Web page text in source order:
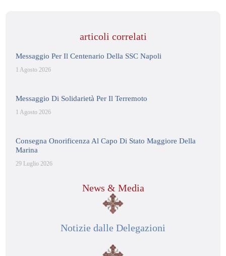
articoli correlati
Messaggio Per Il Centenario Della SSC Napoli
1 Agosto 2026
Messaggio Di Solidarietà Per Il Terremoto
1 Agosto 2026
Consegna Onorificenza Al Capo Di Stato Maggiore Della
Marina
29 Luglio 2026
News & Media
Notizie dalle Delegazioni